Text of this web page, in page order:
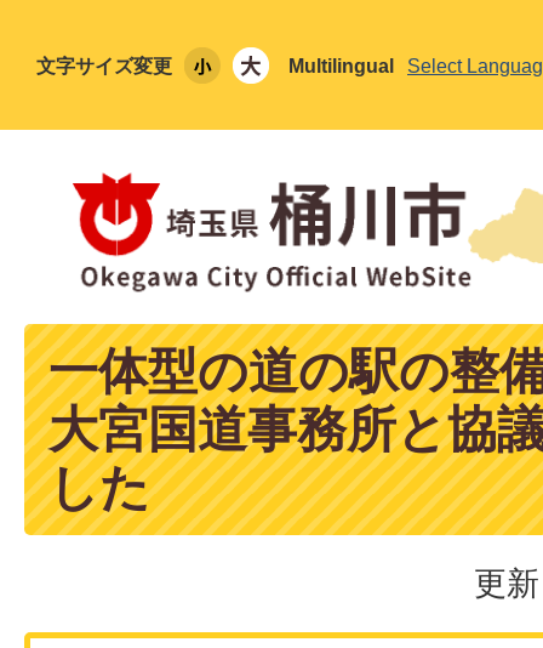
文字サイズ変更 Multilingual Select
一体型の道の駅の整
大宮国道事務所と協
した
更